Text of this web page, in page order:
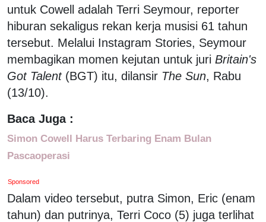
untuk Cowell adalah Terri Seymour, reporter
hiburan sekaligus rekan kerja musisi 61 tahun
tersebut. Melalui Instagram Stories, Seymour
membagikan momen kejutan untuk juri Britain's
Got Talent(BGT) itu, dilansir The Sun, Rabu
(13/10).
Baca Juga :
Simon Cowell Harus Terbaring Enam Bulan
Pascaoperasi
Sponsored
Dalam video tersebut, putra Simon, Eric (enam
tahun) dan putrinya, Terri Coco (5) juga terlihat